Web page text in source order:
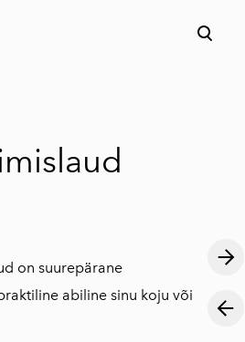
on suurepärane
abiline sinu koju või